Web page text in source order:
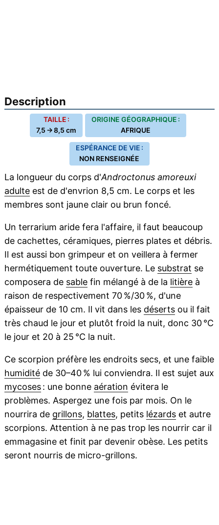
Description
TAILLE :
7,5 → 8,5 cm
ORIGINE GÉOGRAPHIQUE :
AFRIQUE
ESPÉRANCE DE VIE :
NON RENSEIGNÉE
La longueur du corps d'Androctonus amoreuxi
adulteest de d'envrion 8,5 cm. Le corps et les
membres sont jaune clair ou brun foncé.
Un terrarium aride fera l'affaire, il faut beaucoup
de cachettes, céramiques, pierres plates et débris.
Il est aussi bon grimpeur et on veillera à fermer
hermétiquement toute ouverture. Le substrat se
composera de sablefin mélangé à de la litièreà
raison de respectivement 70 %/30 %, d'une
épaisseur de 10 cm. Il vit dans les désertsou il fait
très chaud le jour et plutôt froid la nuit, donc 30 °C
le jour et 20 à 25 °C la nuit.
Ce scorpion préfère les endroits secs, et une faible
humiditéde 30–40 % lui conviendra. Il est sujet aux
mycoses: une bonne aération évitera le
problèmes. Aspergez une fois par mois. On le
nourrira de grillons, blattes, petits lézardset autre
scorpions. Attention à ne pas trop les nourrir car il
emmagasine et finit par devenir obèse. Les petits
seront nourris de micro-grillons.